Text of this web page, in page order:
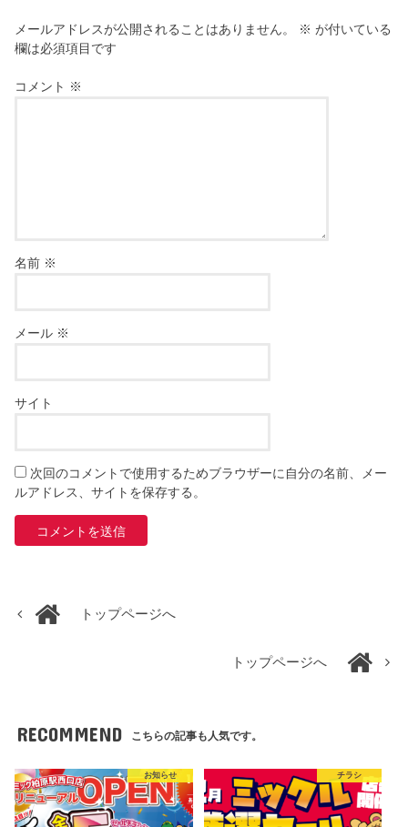
メールアドレスが公開されることはありません。 ※ が付いている
欄は必須項目です
コメント ※
名前 ※
メール ※
サイト
次回のコメントで使用するためブラウザーに自分の名前、メー
ルアドレス、サイトを保存する。
トップページへ
トップページへ
RECOMMEND こちらの記事も人気です。
お知らせ チラシ